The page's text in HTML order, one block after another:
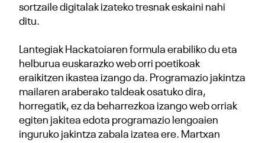
sortzaile digitalak izateko tresnak eskaini nahi
ditu.
Lantegiak Hackatoiaren formula erabiliko du eta
helburua euskarazko web orri poetikoak
eraikitzen ikastea izango da. Programazio jakintza
mailaren araberako taldeak osatuko dira,
horregatik, ez da beharrezkoa izango web orriak
egiten jakitea edota programazio lengoaien
inguruko jakintza zabala izatea ere. Martxan